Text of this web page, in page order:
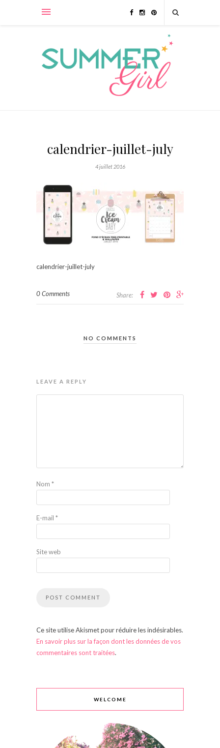
calendrier-juillet-july
4 juillet 2016
calendrier-juillet-july
0 Comments Share:
NO COMMENTS
LEAVE A REPLY
Nom *
E-mail *
Site web
Ce site utilise Akismet pour réduire les indésirables.
En savoir plus sur la façon dont les données de vos
commentaires sont traitées.
WELCOME